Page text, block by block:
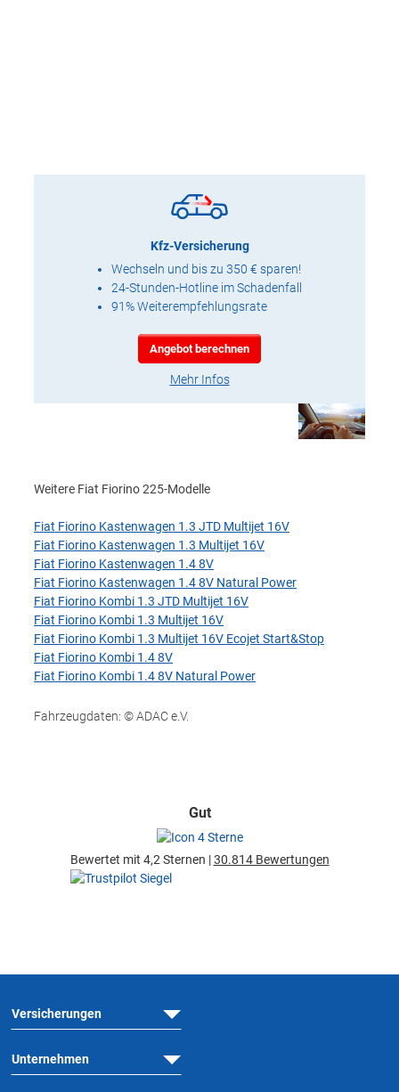
Kfz-Versicherung
Wechseln und bis zu 350 € sparen!
24-Stunden-Hotline im Schadenfall
91% Weiterempfehlungsrate
Angebot berechnen
Mehr Infos
Weitere Fiat Fiorino 225-Modelle
Fiat Fiorino Kastenwagen 1.3 JTD Multijet 16V
Fiat Fiorino Kastenwagen 1.3 Multijet 16V
Fiat Fiorino Kastenwagen 1.4 8V
Fiat Fiorino Kastenwagen 1.4 8V Natural Power
Fiat Fiorino Kombi 1.3 JTD Multijet 16V
Fiat Fiorino Kombi 1.3 Multijet 16V
Fiat Fiorino Kombi 1.3 Multijet 16V Ecojet Start&Stop
Fiat Fiorino Kombi 1.4 8V
Fiat Fiorino Kombi 1.4 8V Natural Power
Fahrzeugdaten: © ADAC e.V.
Gut
Bewertet mit 4,2 Sternen |30.814 Bewertungen
Versicherungen
Unternehmen